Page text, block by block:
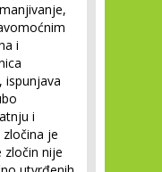
i
ispunjava
i
je
zločin nije